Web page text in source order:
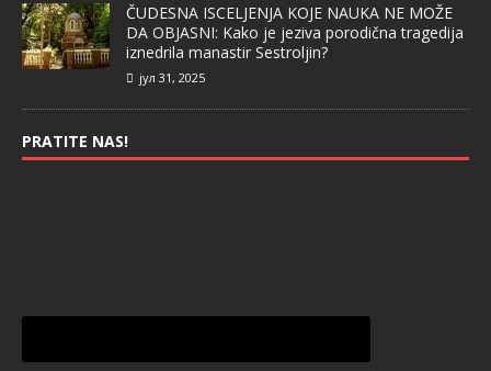
ČUDESNA ISCELJENJA KOJE NAUKA NE MOŽE
DA OBJASNI: Kako je jeziva porodična tragedija
iznedrila manastir Sestroljin?
јул 31, 2025
PRATITE NAS!